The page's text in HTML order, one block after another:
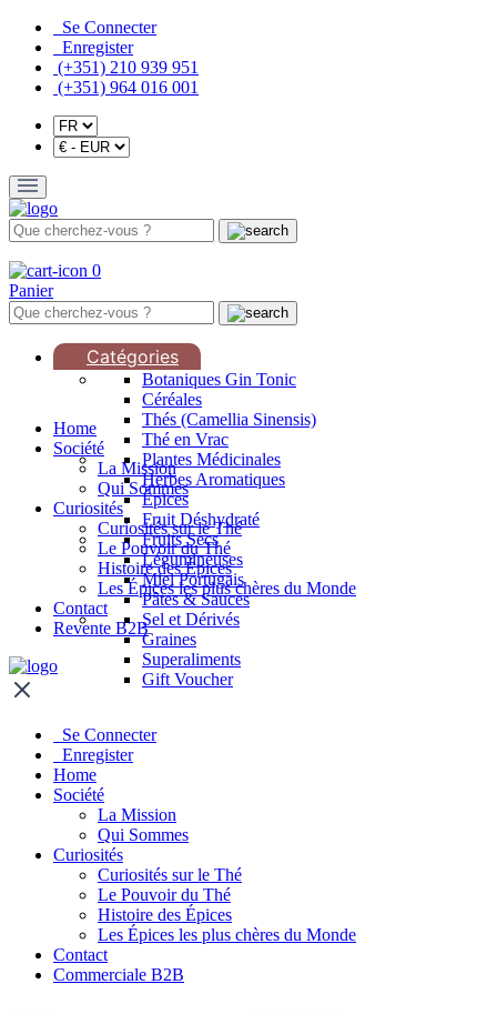
Se Connecter
Enregister
(+351) 210 939 951
(+351) 964 016 001
0
Panier
Catégories
Botaniques Gin Tonic
Céréales
Thés (Camellia Sinensis)
Thé en Vrac
Plantes Médicinales
Herbes Aromatiques
Épices
Fruit Déshydraté
Fruits Secs
Légumineuses
Miel Portugais
Pâtes & Sauces
Sel et Dérivés
Graines
Superaliments
Gift Voucher
Home
Société
La Mission
Qui Sommes
Curiosités
Curiosités sur le Thé
Le Pouvoir du Thé
Histoire des Épices
Les Épices les plus chères du Monde
Contact
Revente B2B
Se Connecter
Enregister
Home
Société
La Mission
Qui Sommes
Curiosités
Curiosités sur le Thé
Le Pouvoir du Thé
Histoire des Épices
Les Épices les plus chères du Monde
Contact
Commerciale B2B